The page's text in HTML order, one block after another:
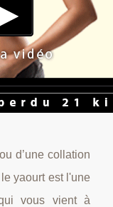
d’une collation
yaourt est l'une
vous vient à